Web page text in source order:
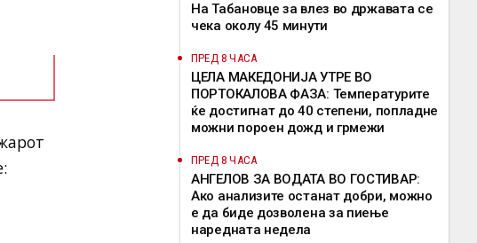
На Табановце за влез во државата се
чека околу 45 минути
ПРЕД 8 ЧАСА
ЦЕЛА МАКЕДОНИЈА УТРЕ ВО
ПОРТОКАЛОВА ФАЗА: Температурите
ќе достигнат до 40 степени, попладне
можни пороен дожд и грмежи
ПРЕД 8 ЧАСА
АНГЕЛОВ ЗА ВОДАТА ВО ГОСТИВАР:
Ако анализите останат добри, можно
е да биде дозволена за пиење
наредната недела